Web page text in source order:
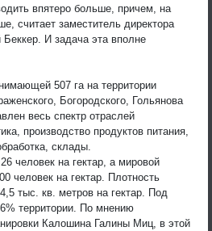
впятеро больше, причем, на
считает заместитель директора
И задача эта вполне
507 га на территории
Богородского, Гольянова
весь спектр отраслей
производство продуктов питания,
склады.
человек на гектар, а мировой
человек на гектар. Плотность
тыс. кв. метров на гектар. Под
территории. По мнению
Калошина Галины Миц, в этой